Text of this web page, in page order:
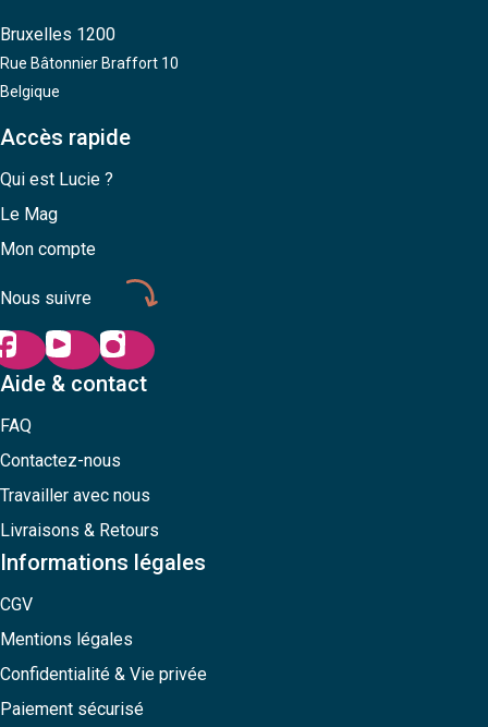
Bruxelles 1200
Rue Bâtonnier Braffort 10
Belgique
Accès rapide
Qui est Lucie ?
Le Mag
Mon compte
Nous suivre
Aide & contact
FAQ
Contactez-nous
Travailler avec nous
Livraisons & Retours
Informations légales
CGV
Mentions légales
Confidentialité & Vie privée
Paiement sécurisé